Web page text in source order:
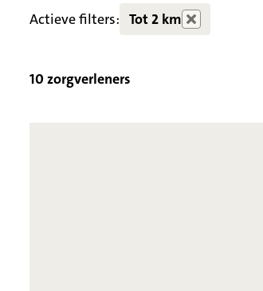
Actieve filters: Tot 2 km
10 zorgverleners